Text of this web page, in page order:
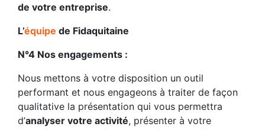
de votre entreprise.
L’équipe de Fidaquitaine
N°4 Nos engagements :
Nous mettons à votre disposition un outil
performant et nous engageons à traiter de façon
qualitative la présentation qui vous permettra
d’analyser votre activité, présenter à votre